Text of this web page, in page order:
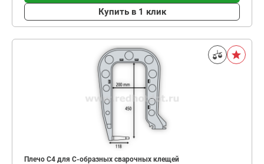
Купить в 1 клик
Плечо С4 для C-образных сварочных клещей